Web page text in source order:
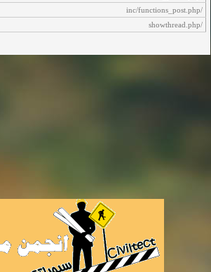
/inc/functions_post.php
/showthread.php